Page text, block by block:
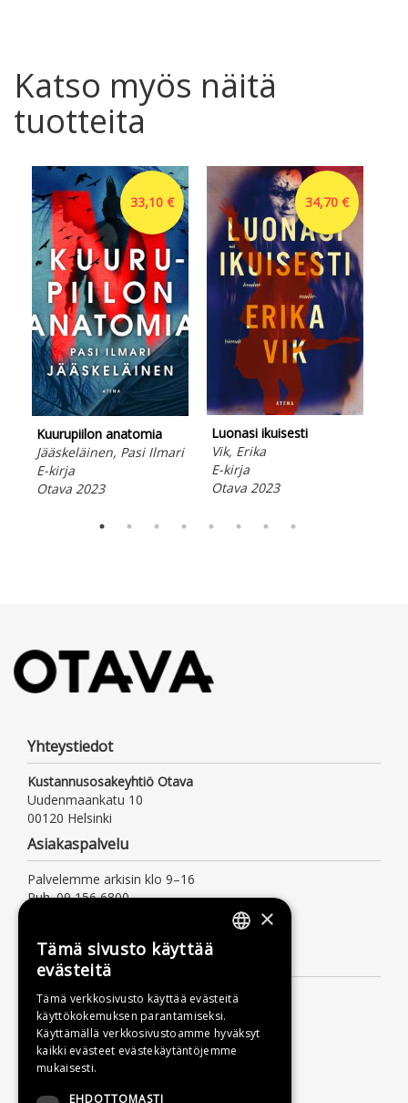
Katso myös näitä
tuotteita
33,10 €
Kuurupiilon anatomia
Jääskeläinen, Pasi Ilmari
E-kirja
Otava 2023
34,70 €
Luonasi ikuisesti
Vik, Erika
E-kirja
Otava 2023
Yhteystiedot
Kustannusosakeyhtiö Otava
Uudenmaankatu 10
00120 Helsinki
Asiakaspalvelu
Palvelemme arkisin klo 9–16
Puh. 09 156 6800
Lisätietoa
Toimitusehdot
Käyttöohjeet
Tietosuojaseloste
Saavutettavuusseloste
×
Tämä sivusto käyttää
evästeitä
Tämä verkkosivusto käyttää evästeitä
käyttökokemuksen parantamiseksi.
Käyttämällä verkkosivustoamme hyväksyt
kaikki evästeet evästekäytäntöjemme
mukaisesti.
EHDOTTOMASTI